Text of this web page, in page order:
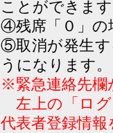
ことができま
④残席「０」の
⑤取消が発生す
うになります。
※緊急連絡先欄
左上の「ログ
代表者登録情